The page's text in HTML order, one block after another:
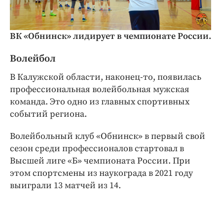
ВК «Обнинск» лидирует в чемпионате России.
Волейбол
В Калужской области, наконец-то, появилась
профессиональная волейбольная мужская
команда. Это одно из главных спортивных
событий региона.
Волейбольный клуб «Обнинск» в первый свой
сезон среди профессионалов стартовал в
Высшей лиге «Б» чемпионата России. При
этом спортсмены из наукограда в 2021 году
выиграли 13 матчей из 14.